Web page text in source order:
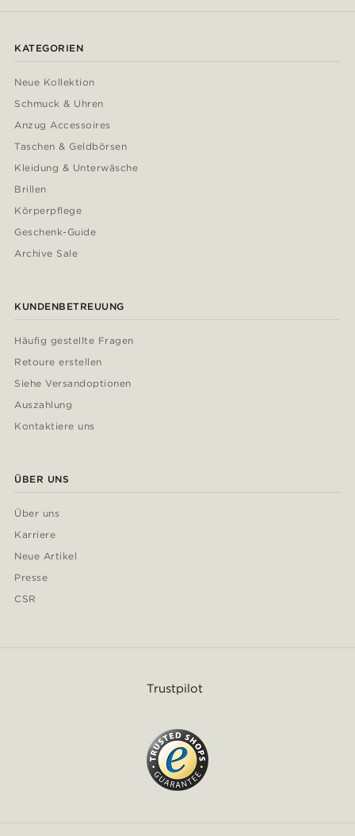
KATEGORIEN
Neue Kollektion
Schmuck & Uhren
Anzug Accessoires
Taschen & Geldbörsen
Kleidung & Unterwäsche
Brillen
Körperpflege
Geschenk-Guide
Archive Sale
KUNDENBETREUUNG
Häufig gestellte Fragen
Retoure erstellen
Siehe Versandoptionen
Auszahlung
Kontaktiere uns
ÜBER UNS
Über uns
Karriere
Neue Artikel
Presse
CSR
Trustpilot